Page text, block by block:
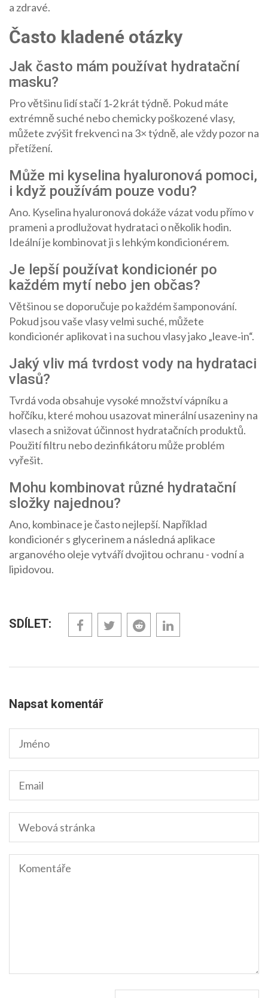
a zdravé.
Často kladené otázky
Jak často mám používat hydratační
masku?
Pro většinu lidí stačí 1‑2 krát týdně. Pokud máte
extrémně suché nebo chemicky poškozené vlasy,
můžete zvýšit frekvenci na 3× týdně, ale vždy pozor na
přetížení.
Může mi kyselina hyaluronová pomoci,
i když používám pouze vodu?
Ano. Kyselina hyaluronová dokáže vázat vodu přímo v
prameni a prodlužovat hydrataci o několik hodin.
Ideální je kombinovat ji s lehkým kondicionérem.
Je lepší používat kondicionér po
každém mytí nebo jen občas?
Většinou se doporučuje po každém šamponování.
Pokud jsou vaše vlasy velmi suché, můžete
kondicionér aplikovat i na suchou vlasy jako „leave‑in“.
Jaký vliv má tvrdost vody na hydrataci
vlasů?
Tvrdá voda obsahuje vysoké množství vápníku a
hořčíku, které mohou usazovat minerální usazeniny na
vlasech a snižovat účinnost hydratačních produktů.
Použití filtru nebo dezinfikátoru může problém
vyřešit.
Mohu kombinovat různé hydratační
složky najednou?
Ano, kombinace je často nejlepší. Například
kondicionér s glycerinem a následná aplikace
arganového oleje vytváří dvojitou ochranu - vodní a
lipidovou.
SDÍLET:
Napsat komentář